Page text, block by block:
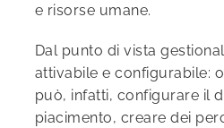
e risorse umane.
Dal punto di vista
attivabile e configurabile:
può, infatti, configurare il
piacimento, creare dei